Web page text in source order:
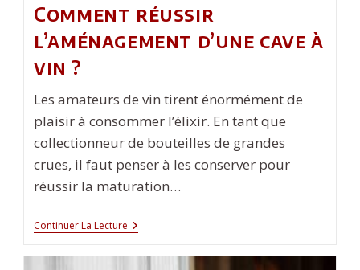
Comment réussir
l’aménagement d’une cave à
vin ?
Les amateurs de vin tirent énormément de
plaisir à consommer l’élixir. En tant que
collectionneur de bouteilles de grandes
crues, il faut penser à les conserver pour
réussir la maturation…
Continuer La Lecture Comment
Réussir